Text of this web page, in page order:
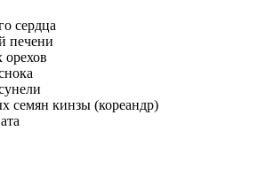
сердца
печени
орехов
семян кинзы (кореандр)